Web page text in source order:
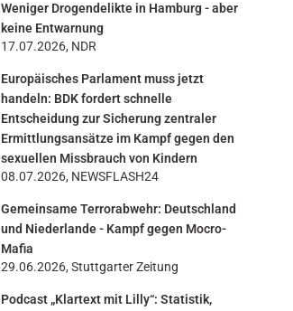
Weniger Drogendelikte in Hamburg - aber
keine Entwarnung
17.07.2026, NDR
Europäisches Parlament muss jetzt
handeln: BDK fordert schnelle
Entscheidung zur Sicherung zentraler
Ermittlungsansätze im Kampf gegen den
sexuellen Missbrauch von Kindern
08.07.2026, NEWSFLASH24
Gemeinsame Terrorabwehr: Deutschland
und Niederlande - Kampf gegen Mocro-
Mafia
29.06.2026, Stuttgarter Zeitung
Podcast „Klartext mit Lilly“: Statistik,